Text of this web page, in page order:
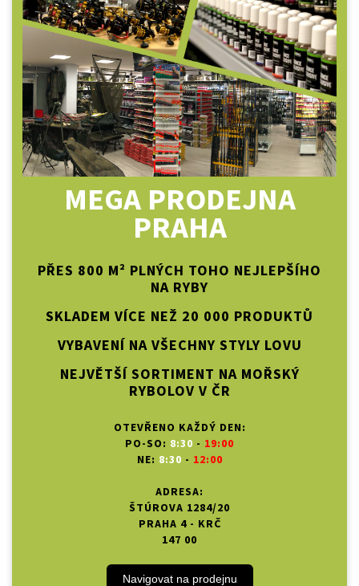
MEGA PRODEJNA
PRAHA
PŘES 800 M² PLNÝCH TOHO NEJLEPŠÍHO
NA RYBY
SKLADEM VÍCE NEŽ 20 000 PRODUKTŮ
VYBAVENÍ NA VŠECHNY STYLY LOVU
NEJVĚTŠÍ SORTIMENT NA MOŘSKÝ
RYBOLOV V ČR
OTEVŘENO KAŽDÝ DEN:
PO-SO: 8:30 - 19:00
NE: 8:30 - 12:00
ADRESA:
ŠTÚROVA 1284/20
PRAHA 4 - KRČ
147 00
Navigovat na prodejnu